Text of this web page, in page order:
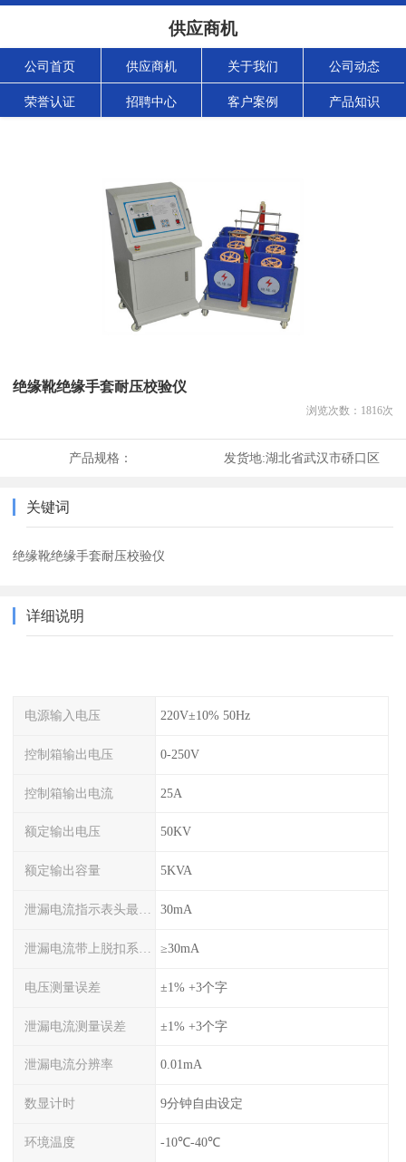
供应商机
公司首页 供应商机 关于我们 公司动态
荣誉认证 招聘中心 客户案例 产品知识
绝缘靴绝缘手套耐压校验仪
浏览次数： 1816次
产品规格： 发货地:湖北省武汉市硚口区
关键词
绝缘靴绝缘手套耐压校验仪
详细说明
电源输入电压 220V±10% 50Hz
控制箱输出电压 0-250V
控制箱输出电流 25A
额定输出电压 50KV
额定输出容量 5KVA
30mA
≥30mA
电压测量误差 ±1% +3个字
泄漏电流测量误差 ±1% +3个字
泄漏电流分辨率 0.01mA
数显计时 9分钟自由设定
环境温度 -10℃-40℃